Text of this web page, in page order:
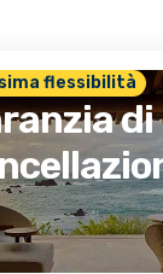
flessibilità
di